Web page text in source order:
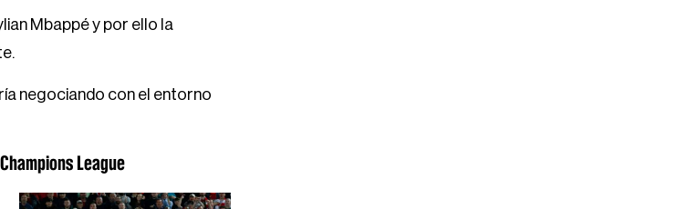
Mbappé y por ello la
negociando con el entorno
League